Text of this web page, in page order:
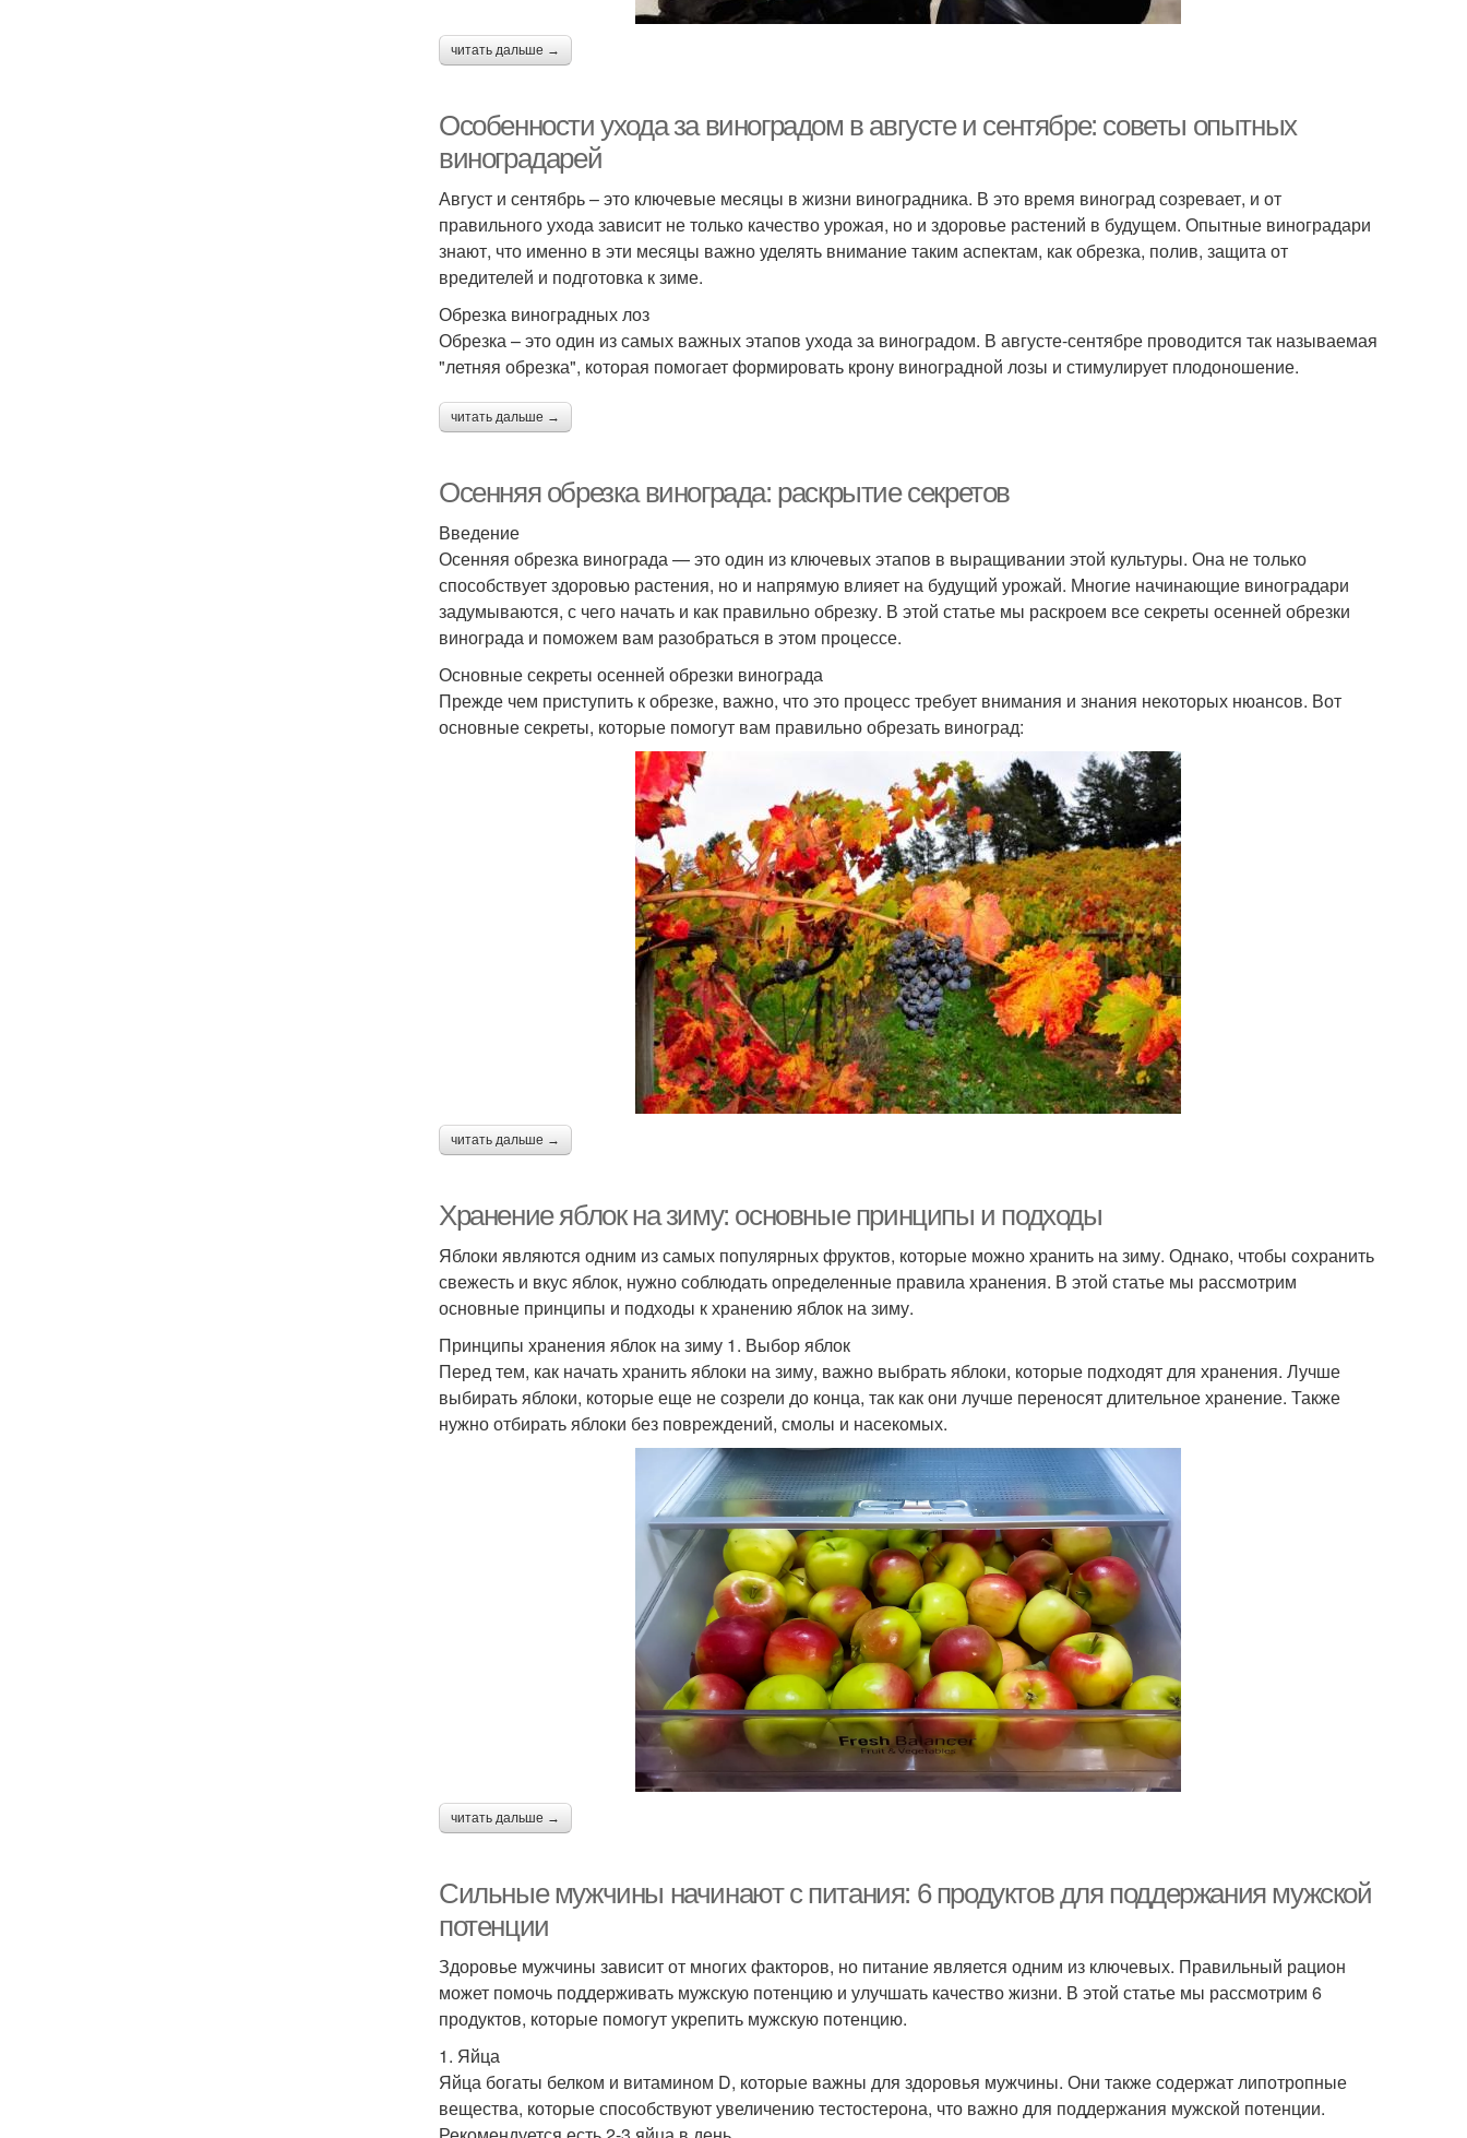
читать дальше →
Особенности ухода за виноградом в августе и сентябре: советы опытных
виноградарей
Август и сентябрь – это ключевые месяцы в жизни виноградника. В это время виноград созревает, и от
правильного ухода зависит не только качество урожая, но и здоровье растений в будущем. Опытные виноградари
знают, что именно в эти месяцы важно уделять внимание таким аспектам, как обрезка, полив, защита от
вредителей и подготовка к зиме.
Обрезка виноградных лоз
Обрезка – это один из самых важных этапов ухода за виноградом. В августе-сентябре проводится так называемая
"летняя обрезка", которая помогает формировать крону виноградной лозы и стимулирует плодоношение.
читать дальше →
Осенняя обрезка винограда: раскрытие секретов
Введение
Осенняя обрезка винограда — это один из ключевых этапов в выращивании этой культуры. Она не только
способствует здоровью растения, но и напрямую влияет на будущий урожай. Многие начинающие виноградари
задумываются, с чего начать и как правильно обрезку. В этой статье мы раскроем все секреты осенней обрезки
винограда и поможем вам разобраться в этом процессе.
Основные секреты осенней обрезки винограда
Прежде чем приступить к обрезке, важно, что это процесс требует внимания и знания некоторых нюансов. Вот
основные секреты, которые помогут вам правильно обрезать виноград:
читать дальше →
Хранение яблок на зиму: основные принципы и подходы
Яблоки являются одним из самых популярных фруктов, которые можно хранить на зиму. Однако, чтобы сохранить
свежесть и вкус яблок, нужно соблюдать определенные правила хранения. В этой статье мы рассмотрим
основные принципы и подходы к хранению яблок на зиму.
Принципы хранения яблок на зиму 1. Выбор яблок
Перед тем, как начать хранить яблоки на зиму, важно выбрать яблоки, которые подходят для хранения. Лучше
выбирать яблоки, которые еще не созрели до конца, так как они лучше переносят длительное хранение. Также
нужно отбирать яблоки без повреждений, смолы и насекомых.
читать дальше →
Сильные мужчины начинают с питания: 6 продуктов для поддержания мужской
потенции
Здоровье мужчины зависит от многих факторов, но питание является одним из ключевых. Правильный рацион
может помочь поддерживать мужскую потенцию и улучшать качество жизни. В этой статье мы рассмотрим 6
продуктов, которые помогут укрепить мужскую потенцию.
1. Яйца
Яйца богаты белком и витамином D, которые важны для здоровья мужчины. Они также содержат липотропные
вещества, которые способствуют увеличению тестостерона, что важно для поддержания мужской потенции.